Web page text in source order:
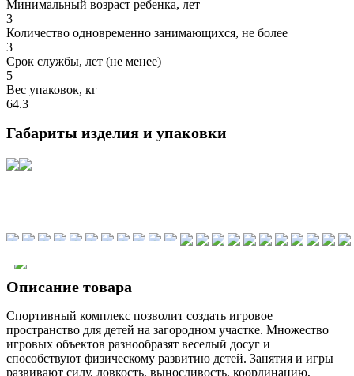
Минимальный возраст ребенка, лет
3
Количество одновременно занимающихся, не более
3
Срок службы, лет (не менее)
5
Вес упаковок, кг
64.3
Габариты изделия и упаковки
Описание товара
Спортивный комплекс позволит создать игровое
пространство для детей на загородном участке. Множество
игровых объектов разнообразят веселый досуг и
способствуют физическому развитию детей. Занятия и игры
развивают силу, ловкость, выносливость, координацию,